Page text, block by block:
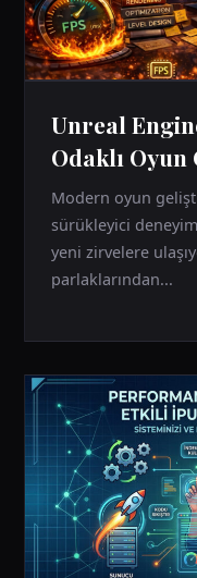
Unreal
Odaklı
Modern oyun
sürükleyici
yeni zirvelere
parlaklarından...